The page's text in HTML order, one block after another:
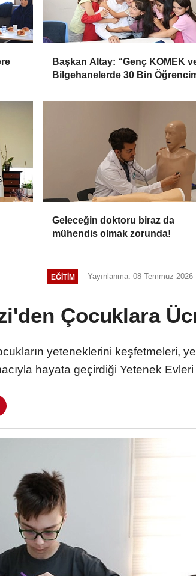
Başkan Altay: “Genç KOMEK
Bilgehanelerde 30 Bin
Geçiriyor”
Geleceğin doktoru biraz da
mühendis olmak zorunda!
EĞİTİM Yayınlanma: 08 Temmuz 2026
Çocuklara
yeteneklerini keşfetmeleri,
hayata geçirdiği Yetenek